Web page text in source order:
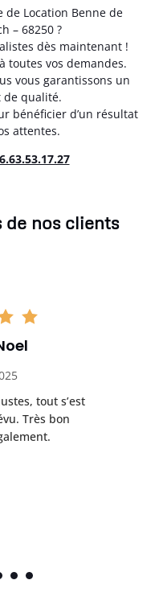
de Location Benne de
– 68250 ?
dès maintenant !
toutes vos demandes.
vous garantissons un
de qualité.
bénéficier d’un résultat
attentes.
de nos clients
tout s’est
Très bon